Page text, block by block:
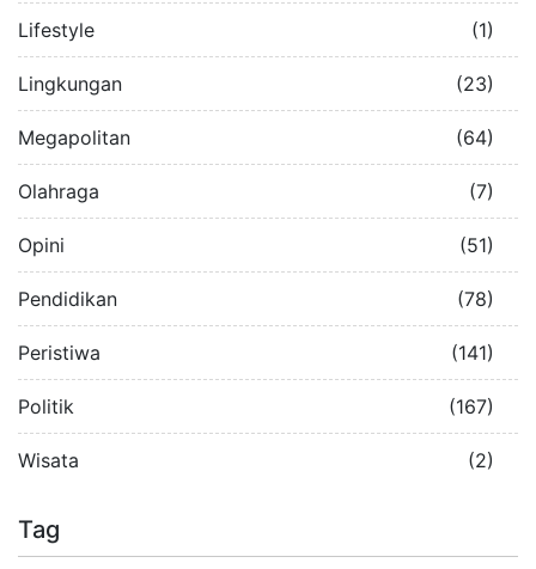
Lifestyle (1)
Lingkungan (23)
Megapolitan (64)
Olahraga (7)
Opini (51)
Pendidikan (78)
Peristiwa (141)
Politik (167)
Wisata (2)
Tag